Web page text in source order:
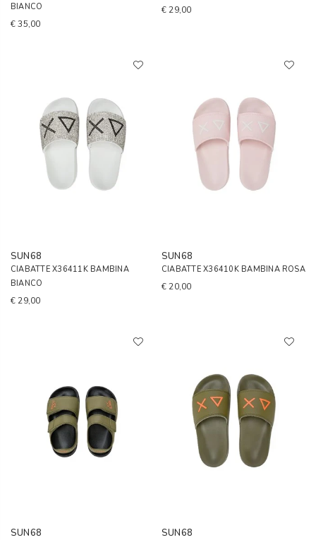
BIANCO
€ 35,00
€ 29,00
SUN68
CIABATTE X36411K BAMBINA
BIANCO
€ 29,00
SUN68
CIABATTE X36410K BAMBINA ROSA
€ 20,00
SUN68 SUN68